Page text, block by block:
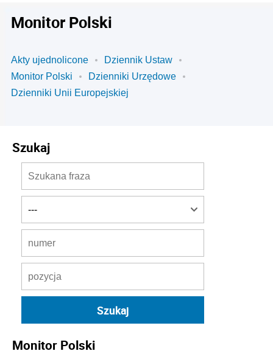
Monitor Polski
Akty ujednolicone
Dziennik Ustaw
Monitor Polski
Dzienniki Urzędowe
Dzienniki Unii Europejskiej
Szukaj
Monitor Polski